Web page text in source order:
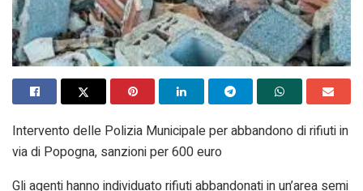
Intervento delle Polizia Municipale per abbandono di rifiuti in
via di Popogna, sanzioni per 600 euro
Gli agenti hanno individuato rifiuti abbandonati in un’area semi